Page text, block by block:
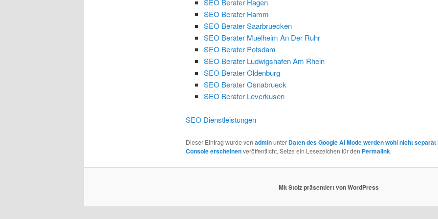
SEO Berater Hagen
SEO Berater Hamm
SEO Berater Saarbruecken
SEO Berater Muelheim An Der Ruhr
SEO Berater Potsdam
SEO Berater Ludwigshafen Am Rhein
SEO Berater Oldenburg
SEO Berater Osnabrueck
SEO Berater Leverkusen
SEO Dienstleistungen
Dieser Eintrag wurde von adminunter Daten des Google AI Mode werden wohl nicht
Console erscheinenveröffentlicht. Setze ein Lesezeichen für den Permalink.
Mit Stolz präsentiert von WordPress